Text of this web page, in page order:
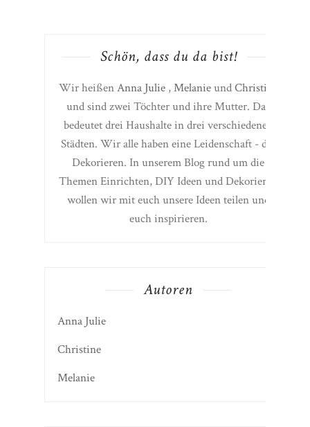
Schön, dass du da bist!
Wir heißenAnna Julie, MelanieundChristine
und sind zwei Töchter und ihre Mutter. Das
bedeutet drei Haushalte in drei verschiedenen
Städten. Wir alle haben eine Leidenschaft - das
Dekorieren. In unserem Blog rund um die
Themen Einrichten, DIY Ideen und Dekorieren
wollen wir mit euch unsere Ideen teilen und
Anna Julie
Christine